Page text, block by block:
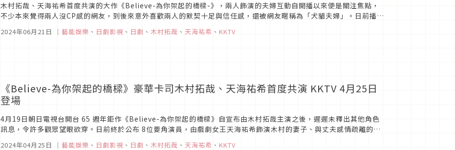
木村拓哉、天海祐希首度共演的大作《Believe-為你架起的橋樑-》，兩人飾演的夫婦互動自開播以來便是關注焦點，
不少本來覺得兩人沒CP感的網友，到後來意外喜歡兩人的默契十足與信任感，還被網友暱稱為「犬貓夫婦」。日前播出
第8集，最後木村拓哉與天海祐希含淚吿別、緊緊相擁的橋段，深深打動觀眾的心，直呼「最...
2024年06月21日 ｜ 藝能娛樂 、 日劇影視 、 日劇 、 木村拓哉 、 天海祐希 、 KKTV
《Believe-為你架起的橋樑》豪華卡司木村拓哉、天海祐希首度共演 KKTV 4月25日
登場
4月19日朝日電視台開台 65 週年鉅作《Believe-為你架起的橋樑》自宣布由木村拓哉主演之後，遲遲未釋出其他角色
訊息，令許多觀眾望眼欲穿。日前終於公布 8位要角演員，由戲劇女王天海祐希飾演木村的妻子、與丈夫感情疏離的護
理師長狩山玲子。這是兩人首度共演，驚人組合引發網友熱議。
2024年04月25日 ｜ 藝能娛樂 、 日劇影視 、 日劇 、 木村拓哉 、 天海祐希 、 KKTV